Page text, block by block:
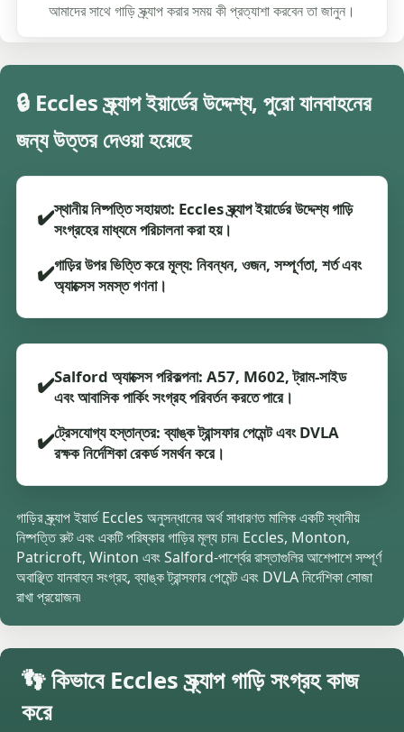
আমাদের সাথে গাড়ি স্ক্র্যাপ করার সময় কী প্রত্যাশা করবেন তা জানুন।
🔒 Eccles স্ক্র্যাপ ইয়ার্ডের উদ্দেশ্য, পুরো যানবাহনের
জন্য উত্তর দেওয়া হয়েছে
✔️স্থানীয় নিষ্পত্তি সহায়তা: Eccles স্ক্র্যাপ ইয়ার্ডের উদ্দেশ্য গাড়ি
সংগ্রহের মাধ্যমে পরিচালনা করা হয়।
✔️গাড়ির উপর ভিত্তি করে মূল্য: নিবন্ধন, ওজন, সম্পূর্ণতা, শর্ত এবং
অ্যাক্সেস সমস্ত গণনা।
✔️Salford অ্যাক্সেস পরিকল্পনা: A57, M602, ট্রাম-সাইড
এবং আবাসিক পার্কিং সংগ্রহ পরিবর্তন করতে পারে।
✔️ট্রেসযোগ্য হস্তান্তর: ব্যাঙ্ক ট্রান্সফার পেমেন্ট এবং DVLA
রক্ষক নির্দেশিকা রেকর্ড সমর্থন করে।
গাড়ির স্ক্র্যাপ ইয়ার্ড Eccles অনুসন্ধানের অর্থ সাধারণত মালিক একটি স্থানীয়
নিষ্পত্তি রুট এবং একটি পরিষ্কার গাড়ির মূল্য চান৷ Eccles, Monton,
Patricroft, Winton এবং Salford-পার্শ্বের রাস্তাগুলির আশেপাশে সম্পূর্ণ
অবাঞ্ছিত যানবাহন সংগ্রহ, ব্যাঙ্ক ট্রান্সফার পেমেন্ট এবং DVLA নির্দেশিকা সোজা
রাখা প্রয়োজন৷
👣 কিভাবে Eccles স্ক্র্যাপ গাড়ি সংগ্রহ কাজ
করে